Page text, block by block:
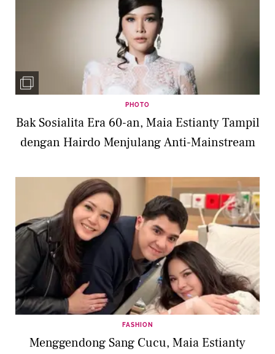
PHOTO
Bak Sosialita Era 60-an, Maia Estianty Tampil
dengan Hairdo Menjulang Anti-Mainstream
FASHION
Menggendong Sang Cucu, Maia Estianty